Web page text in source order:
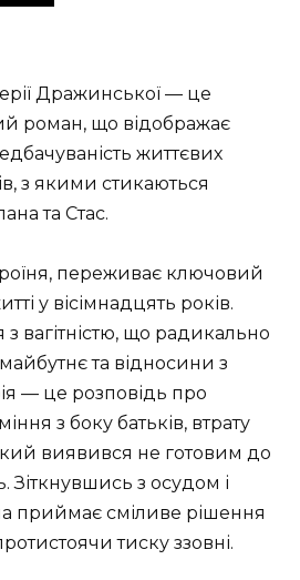
Дражинської — це
роман, що відображає
життєвих
з якими стикаються
та Стас.
переживає ключовий
у вісімнадцять років.
з вагітністю, що радикально
та відносини з
— це розповідь про
з боку батьків, втрату
виявився не готовим до
Зіткнувшись з осудом і
приймає сміливе рішення
тиску ззовні.